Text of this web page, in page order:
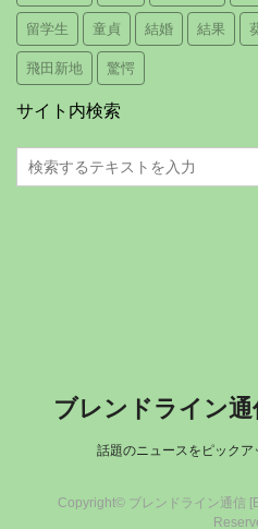
留学生 童貞 結婚 結果
飛田新地 驚愕
サイト内検索
ブレンドライン
話題のニュースをピック
Copyright© ブレンドライン通信